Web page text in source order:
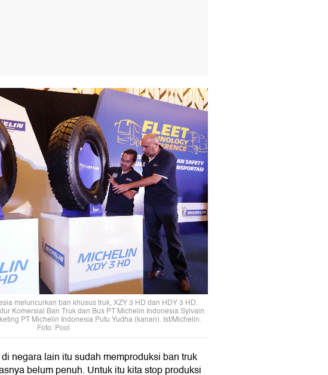
meluncurkan ban khusus truk, XZY 3 HD dan HDY 3 HD.
Komersial Ban Truk dan Bus PT Michelin Indonesia Sylvain
PT Michelin Indonesia Putu Yudha (kanan). Ist/Michelin.
Foto: Pool
negara lain itu sudah memproduksi ban truk
belum penuh. Untuk itu kita stop produksi